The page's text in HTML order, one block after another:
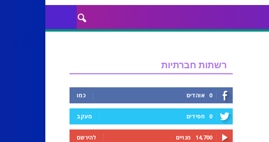
רשתות חברתיות
0 אוהדים כמו
0 חסידים מעקב
14,700 מנויים להירשם